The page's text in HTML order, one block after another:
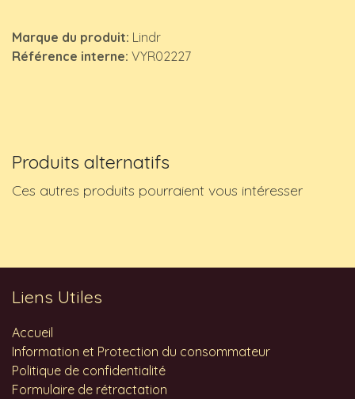
Marque du produit: Lindr
Référence interne: VYR02227
Produits alternatifs
Ces autres produits pourraient vous intéresser
Liens Utiles
Accueil
Information et Protection du consommateur
Politique de confidentialité
Formulaire de rétractation